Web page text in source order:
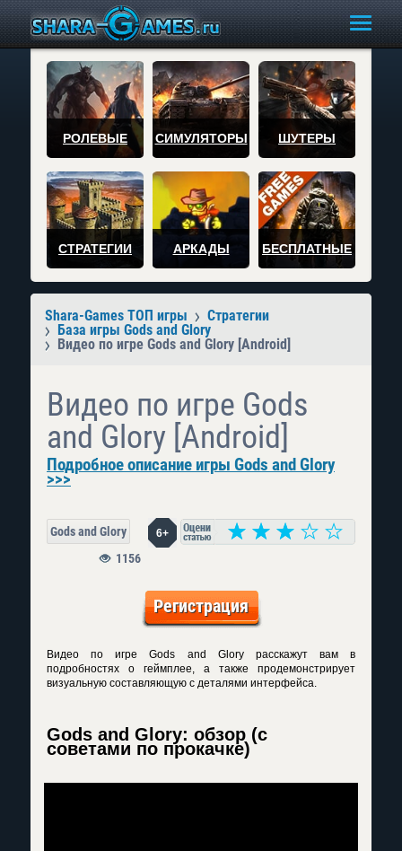
РОЛЕВЫЕ СИМУЛЯТОРЫ ШУТЕРЫ
СТРАТЕГИИ АРКАДЫ БЕСПЛАТНЫЕ
Shara-Games ТОП игры
Стратегии
База игры Gods and Glory
Видео по игре Gods and Glory [Android]
Видео по игре Gods
and Glory [Android]
Подробное описание игры Gods and Glory
>>>
Gods and Glory 6+
1156
Регистрация
Видео по игре Gods and Glory расскажут вам в
подробностях о геймплее, а также продемонстрирует
визуальную составляющую с деталями интерфейса.
Gods and Glory: обзор (с
советами по прокачке)